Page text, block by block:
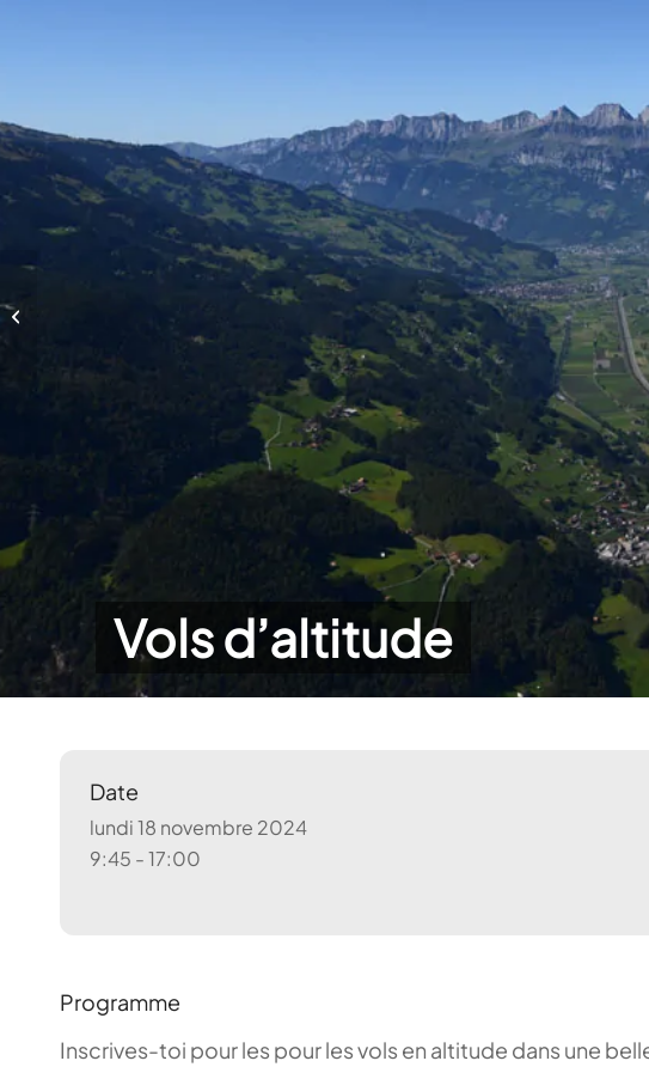
Vols d’altitude
Date
lundi 18 novembre 2024
9:45 - 17:00
Programme
Inscrives-toi pour les pour les vols en altitude dans une